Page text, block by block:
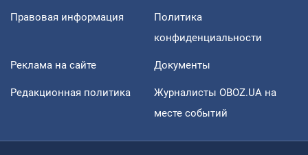
Правовая информация
Политика
конфиденциальности
Реклама на сайте Документы
Редакционная политика
Журналисты OBOZ.UA на
месте событий